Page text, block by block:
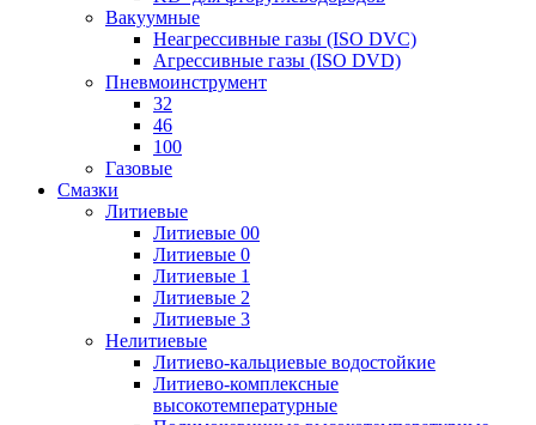
Вакуумные
Неагрессивные газы (ISO DVC)
Агрессивные газы (ISO DVD)
Пневмоинструмент
32
46
100
Газовые
Смазки
Литиевые
Литиевые 00
Литиевые 0
Литиевые 1
Литиевые 2
Литиевые 3
Нелитиевые
Литиево-кальциевые водостойкие
Литиево-комплексные
высокотемпературные